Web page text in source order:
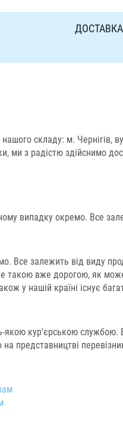
ДОСТАВКА
складу: м. Чернігів,
з радістю здійснимо
випадку окремо. Все
залежить від виду
такою вже дорогою, як
у нашій країні існує
кур'єрською службою.
представництві